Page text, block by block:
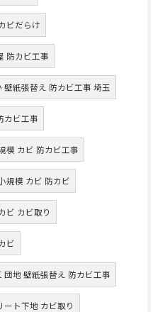
ビだらけ
防カビ工事
壁紙張替え 防カビ工事 埼玉
カビ工事
模 カビ 防カビ工事
規模 カビ 防カビ
ビ カビ取り
ビ
団地 壁紙張替え 防カビ工事
ート下地 カビ取り